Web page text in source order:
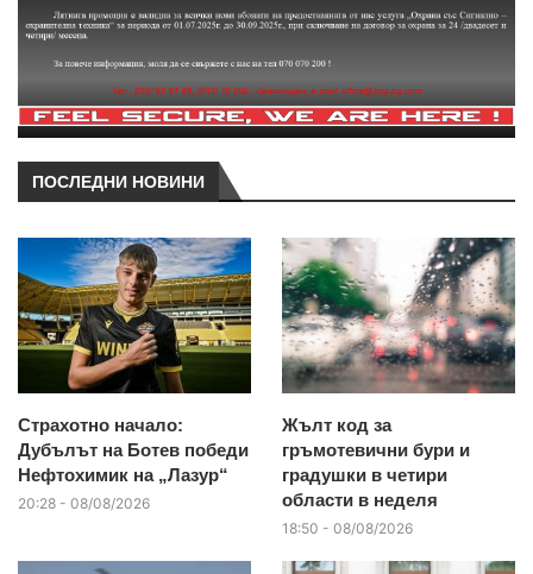
ПОСЛЕДНИ НОВИНИ
Страхотно начало:
Дубълът на Ботев победи
Нефтохимик на „Лазур“
20:28 - 08/08/2026
Жълт код за
гръмотевични бури и
градушки в четири
области в неделя
18:50 - 08/08/2026